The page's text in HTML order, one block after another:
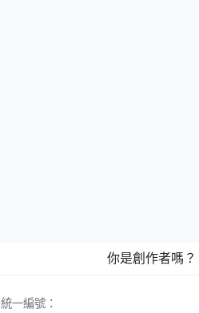
你是創作者嗎？
一編號：